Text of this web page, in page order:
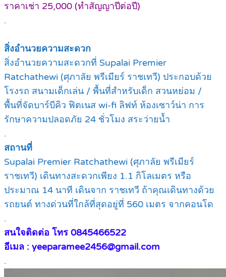
ราคาเช่า 25,000 (ทำสัญญาปีต่อปี)
.
สิ่งอำนวยความสะดวก
สิ่งอำนวยความสะดวกที่ Supalai Premier
Ratchathewi (ศุภาลัย พรีเมียร์ ราชเทวี) ประกอบด้วย
โรงรถ สนามเด็กเล่น / พื้นที่สำหรับเด็ก สวนหย่อม /
พื้นที่จัดบาร์บีคิว ฟิตเนส wi-fi ลิฟท์ ห้องเซาว์น่า การ
รักษาความปลอดภัย 24 ชั่วโมง สระว่ายน้ำ
.
สถานที่
Supalai Premier Ratchathewi (ศุภาลัย พรีเมียร์
ราชเทวี) เดินทางสะดวกเพียง 1.1 กิโลเมตร หรือ
ประมาณ 14 นาที เดินจาก ราชเทวี ถ้าคุณเดินทางด้วย
รถยนต์ ทางด่วนที่ใกล้ที่สุดอยู่ที่ 560 เมตร จากคอนโด
.
สนใจติดต่อ โทร 0845466522
อีเมล : yeeparamee2456@gmail.com
.